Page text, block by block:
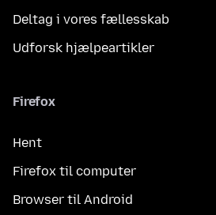
Deltag i vores fællesskab
Udforsk hjælpeartikler
Firefox
Hent
Firefox til computer
Browser til Android